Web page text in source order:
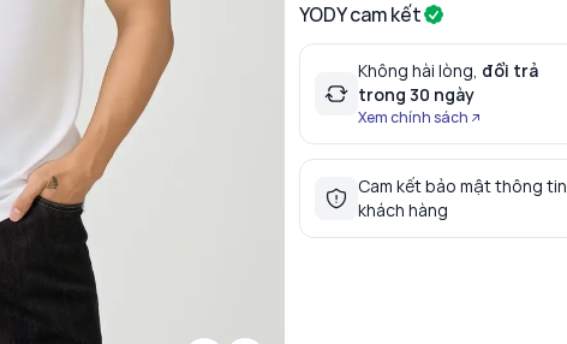
YODY cam kết
Không hài lòng, đổi trả
trong 30 ngày
Xem chính sách
Cam kết bảo mật thông tin
khách hàng